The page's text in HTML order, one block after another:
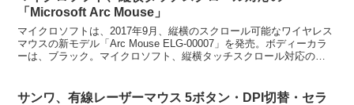
「Microsoft Arc Mouse」
マイクロソフトは、2017年9月、縦横のスクロール可能なワイヤレス
マウスの新モデル「Arc Mouse ELG-00007」を発売。ボディーカラ
ーは、ブラック。マイクロソフト、縦横タッチスクロール対応の
サンワ、有線レーザーマウス 5ボタン・DPI切替・セラ